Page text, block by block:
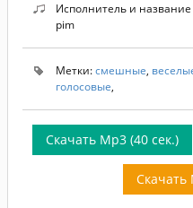
Исполнитель и название
pim
Метки:смешные,
голосовые,
Скачать Mp3 (40 сек.)
Скачать